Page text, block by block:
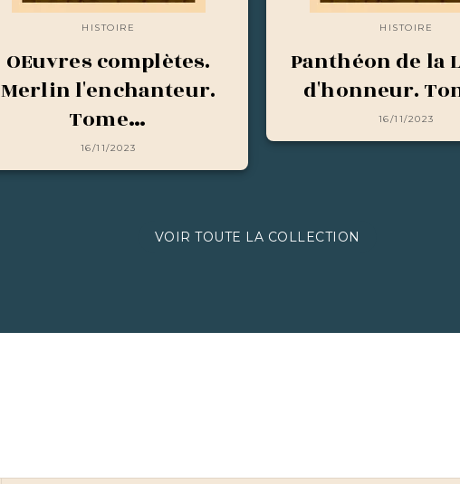
HISTOIRE
OEuvres complètes.
Merlin l'enchanteur.
Tome…
16/11/2023
HISTOIRE
Panthéon de la
d'honneur.
16/11/2023
VOIR TOUTE LA COLLECTION